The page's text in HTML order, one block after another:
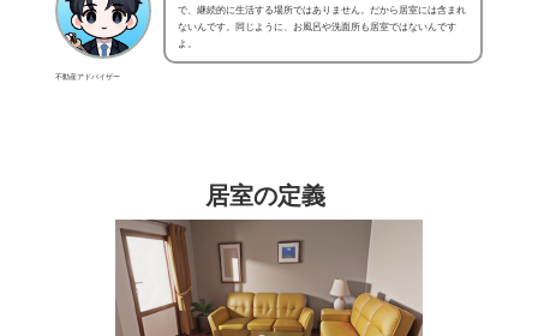
不動産アドバイザー
で、継続的に生活する場所ではありません。だから居室には含まれ
ないんです。同じように、お風呂や洗面所も居室ではないんです
よ。
居室の定義